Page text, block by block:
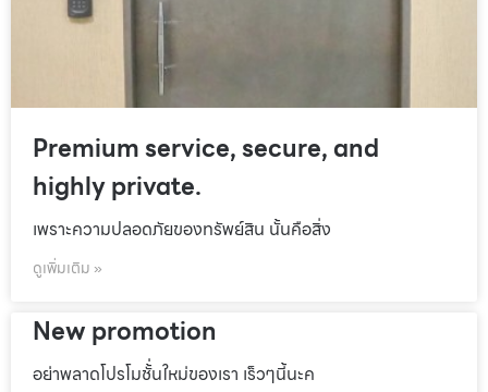
Premium service, secure, and
highly private.
เพราะความปลอดภัยของทรัพย์สิน นั้นคือสิ่ง
ดูเพิ่มเติม »
New promotion
อย่าพลาดโปรโมชั้่นใหม่ของเรา เร็วๆนี้นะค